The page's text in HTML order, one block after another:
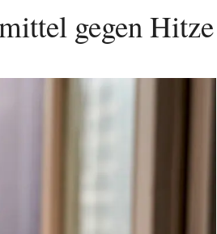
gegen Hitze